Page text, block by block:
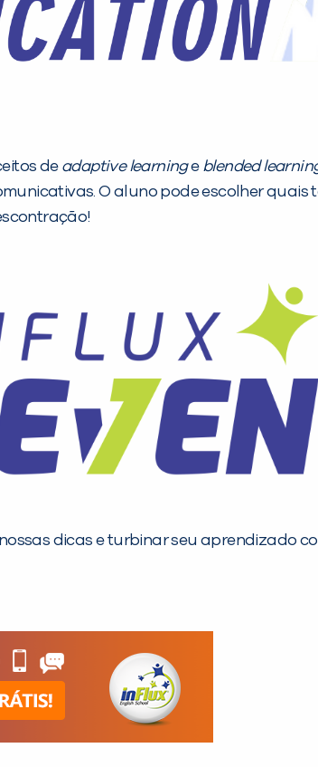
de adaptive learninge blended
O aluno pode escolher
dicas e turbinar seu aprendizado